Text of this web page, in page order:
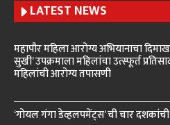
LATEST NEWS
महापौर महिला आरोग्य अभियानाचा
सुखी’ उपक्रमाला महिलांचा उत्स्फूर्त
महिलांची आरोग्य तपासणी
‘गोयल गंगा डेव्हलपमेंट्स’ ची चार